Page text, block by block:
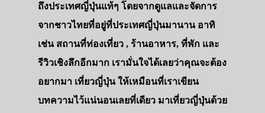
ถึงประเทศญี่ปุ่นแท้ๆ โดยจากดูแลและจัดการ
จากชาวไทยที่อยู่ที่ประเทศญี่ปุ่นมานาน อาทิ
เช่น สถานที่ท่องเที่ยว , ร้านอาหาร, ที่พัก และ
รีวิวเชิงลึกอีกมาก เรามั่นใจได้เลยว่าคุณจะต้อง
อยากมา เที่ยวญี่ปุ่น ให้เหมือนที่เราเขียน
บทความไว้แน่นอนเลยที่เดียว มาเที่ยวญี่ปุ่นด้วย